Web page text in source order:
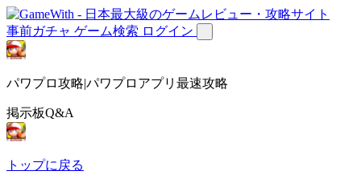
事前ガチャ ゲーム検索 ログイン
パワプロ攻略|パワプロアプリ最速攻略
掲示板Q&A
トップに戻る